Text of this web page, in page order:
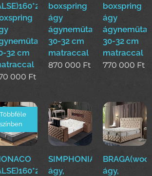
32 cm
000 Ft
boxspring
ágy
ágyneműtartóval
30-32 cm
matraccal
870 000 Ft
boxspring
ágy
30-32 cm
matraccal
770 000 Ft
Többféle
színben
ágy,
ágy,